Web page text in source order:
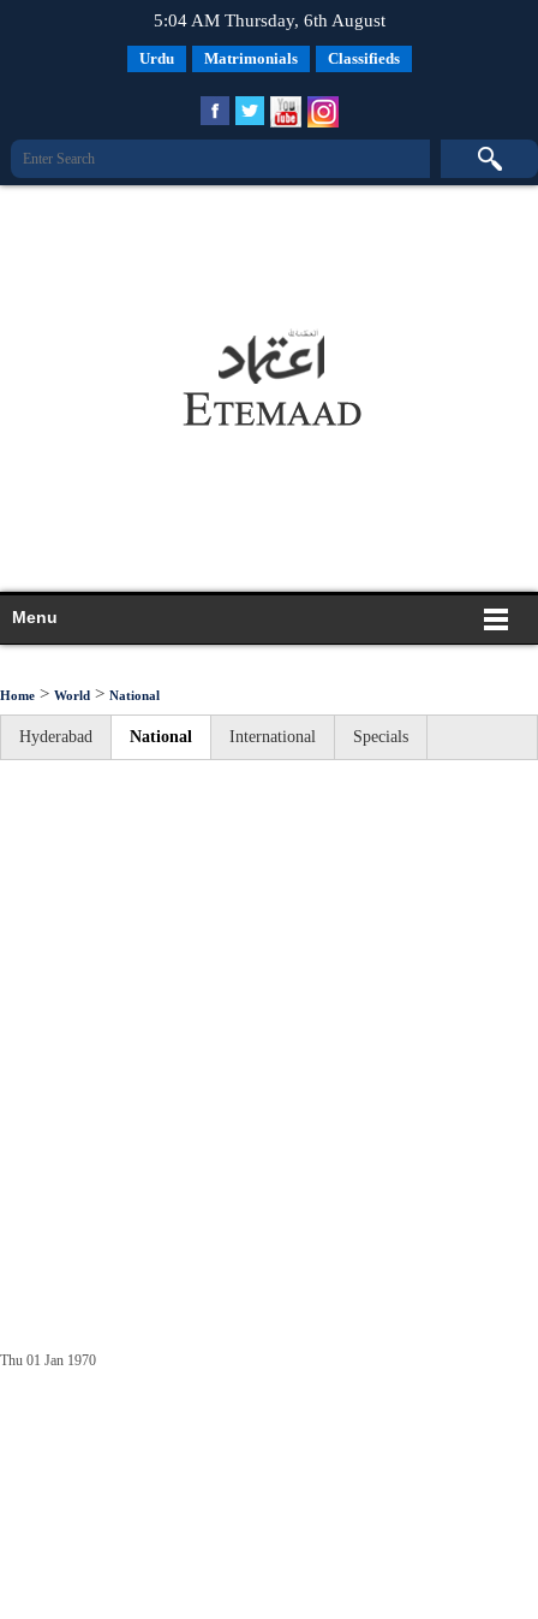
5:04 AM Thursday, 6th August
Urdu Matrimonials Classifieds
Menu
Home > World > National
Hyderabad National International Specials
Thu 01 Jan 1970